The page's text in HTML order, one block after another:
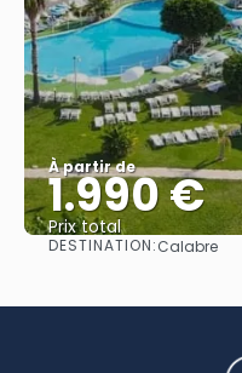
À partir de
1.990 €
Prix ​​total
DESTINATION:Calabre